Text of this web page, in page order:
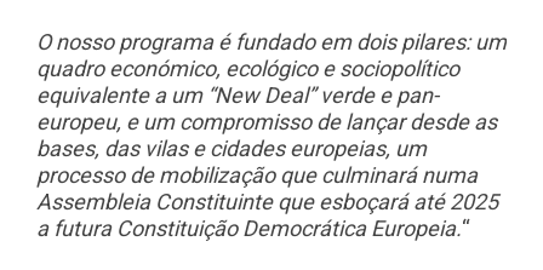
O nosso programa é fundado em dois pilares: um
quadro económico, ecológico e sociopolítico
equivalente a um “New Deal” verde e pan-
europeu, e um compromisso de lançar desde as
bases, das vilas e cidades europeias, um
processo de mobilização que culminará numa
Assembleia Constituinte que esboçará até 2025
a futura Constituição Democrática Europeia.“